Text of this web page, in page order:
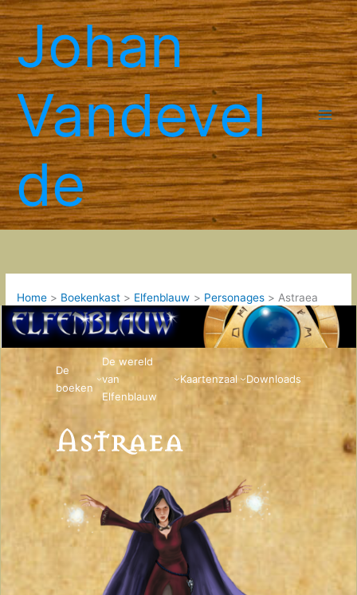
Spring
naar
de
inhoudJohan
Vandevel
de
Home Boekenkast Elfenblauw Personages Astraea
De
boeken
De wereld
van
Elfenblauw
Kaartenzaal Downloads